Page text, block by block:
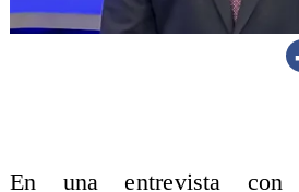
En una entrevista